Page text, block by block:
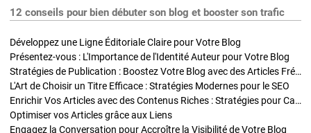
12 conseils pour bien débuter son blog et booster son trafic
Développez une Ligne Éditoriale Claire pour Votre Blog
Présentez-vous : L'Importance de l'Identité Auteur pour Votre Blog
Stratégies de Publication : Boostez Votre Blog avec des Articles Fréquents et Exclusifs
L'Art de Choisir un Titre Efficace : Stratégies Modernes pour le SEO
Enrichir Vos Articles avec des Contenus Riches : Stratégies pour Captiver et Optimiser
Optimiser vos Articles grâce aux Liens
Engagez la Conversation pour Accroître la Visibilité de Votre Blog